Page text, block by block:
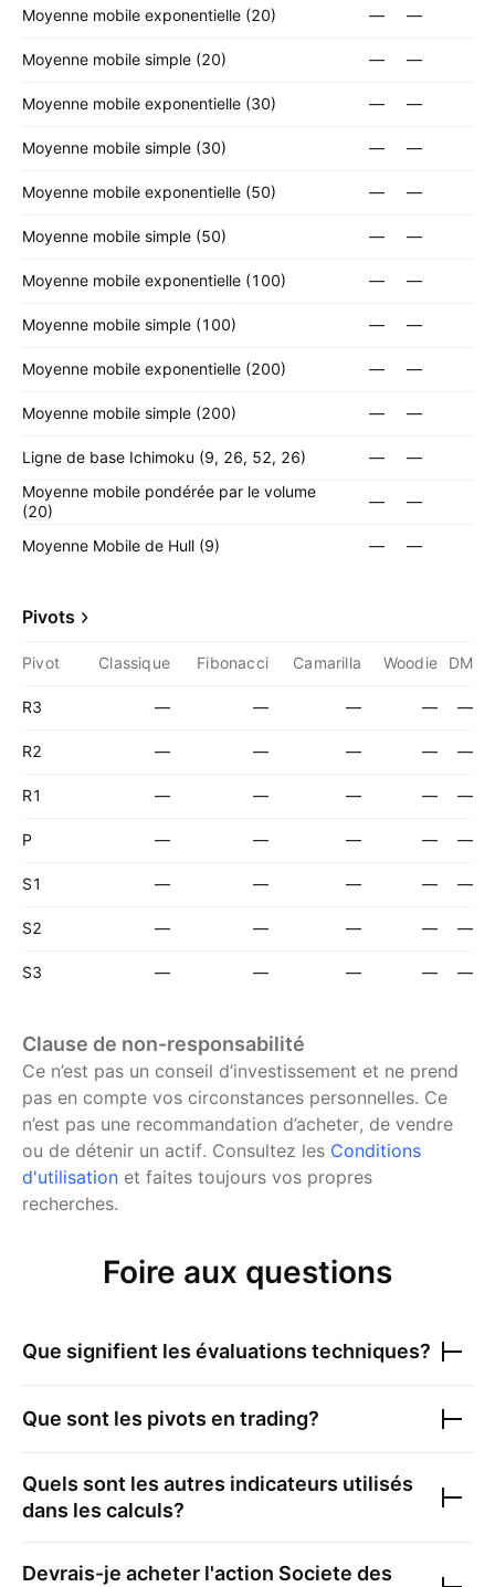
Moyenne mobile exponentielle (20) — —
Moyenne mobile simple (20) — —
Moyenne mobile exponentielle (30) — —
Moyenne mobile simple (30) — —
Moyenne mobile exponentielle (50) — —
Moyenne mobile simple (50) — —
Moyenne mobile exponentielle (100) — —
Moyenne mobile simple (100) — —
Moyenne mobile exponentielle (200) — —
Moyenne mobile simple (200) — —
Ligne de base Ichimoku (9, 26, 52, 26) —
—
Moyenne mobile pondérée par le volume
(20)
— —
Moyenne Mobile de Hull (9) — —
Pivots
Pivot Classique Fibonacci Camarilla Woodie DM
R3 — — — — —
R2 — — — — —
R1 — — — — —
P — — — — —
S1 — — — — —
S2 — — — — —
S3 — — — — —
Clause de non-responsabilité
Ce n’est pas un conseil d’investissement et ne prend
pas en compte vos circonstances personnelles. Ce
n’est pas une recommandation d’acheter, de vendre
ou de détenir un actif. Consultez les Conditions
d'utilisation et faites toujours vos propres
recherches.
Foire aux questions
Que signifient les évaluations techniques?
Que sont les pivots en trading?
Quels sont les autres indicateurs utilisés
dans les calculs?
Devrais-je acheter l'action Societe des